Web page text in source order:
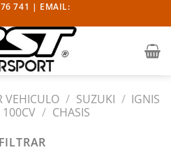
741 | EMAIL:
VEHICULO / SUZUKI / IGNIS
100CV / CHASIS
FILTRAR